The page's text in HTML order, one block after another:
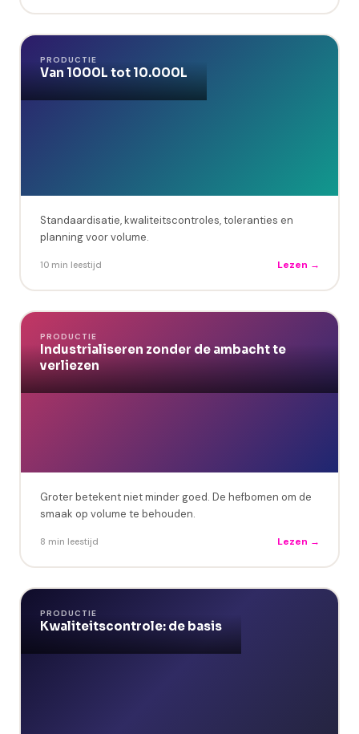
PRODUCTIE
Van 1000L tot 10.000L
Standaardisatie, kwaliteitscontroles, toleranties en
planning voor volume.
10 min leestijd Lezen →
PRODUCTIE
Industrialiseren zonder de ambacht te
verliezen
Groter betekent niet minder goed. De hefbomen om de
smaak op volume te behouden.
8 min leestijd Lezen →
PRODUCTIE
Kwaliteitscontrole: de basis
Formaat: Canva-template (online bewerkbaar)
Formaat: Notion + PDF